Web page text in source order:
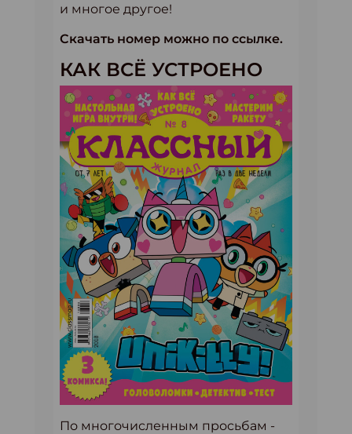
и многое другое!
Скачать номер можно по ссылке.
КАК ВСЁ УСТРОЕНО
По многочисленным просьбам -